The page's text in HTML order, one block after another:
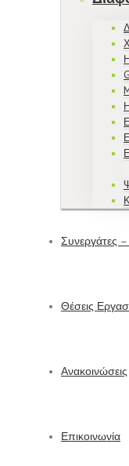
Συνεργάτες –
Θέσεις
Ανακοινώσεις
Επικοινωνία